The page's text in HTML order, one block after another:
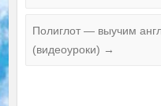
Полиглот — выучим
(видеоуроки) →